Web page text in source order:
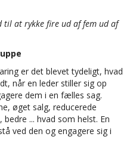
at rykke fire ud af fem ud af
er det blevet tydeligt, hvad
når en leder stiller sig op
dem i en fælles sag.
øget salg, reducerede
... hvad som helst. En
ved den og engagere sig i